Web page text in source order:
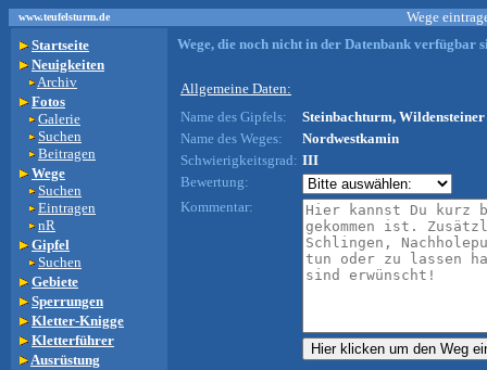
www.teufelsturm.de
Wege
Startseite
Neuigkeiten
Archiv
Fotos
Galerie
Suchen
Beitragen
Wege
Suchen
Eintragen
nR
Gipfel
Suchen
Gebiete
Sperrungen
Kletter-Knigge
Kletterführer
Ausrüstung
Wege, die noch nicht in der Datenbank verfügbar
Allgemeine Daten:
Name des Gipfels:
Steinbachturm, Wildensteiner
Name des Weges:
Nordwestkamin
Schwierigkeitsgrad: III
Bewertung:
Kommentar: